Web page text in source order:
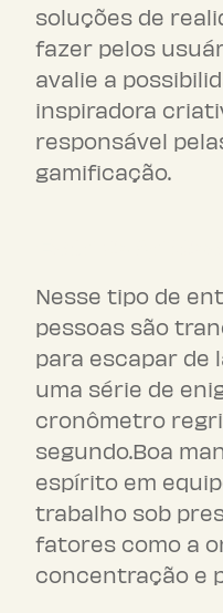
soluções de
fazer pelos
avalie a
inspiradora
responsável
gamificação.
Nesse tipo de
pessoas são
para escapar de
uma série de
cronômetro
segundo.Boa
espírito em
trabalho sob
fatores como a
concentração e